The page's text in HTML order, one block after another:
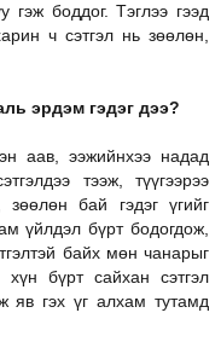
гэж боддог. Тэглээ гээд
ч сэтгэл нь зөөлөн,
эрдэм гэдэг дээ?
аав, ээжийнхээ надад
тээж, түүгээрээ
бай гэдэг үгийг
үйлдэл бүрт бодогдож,
байх мөн чанарыг
бүрт сайхан сэтгэл
яв гэх үг алхам тутамд